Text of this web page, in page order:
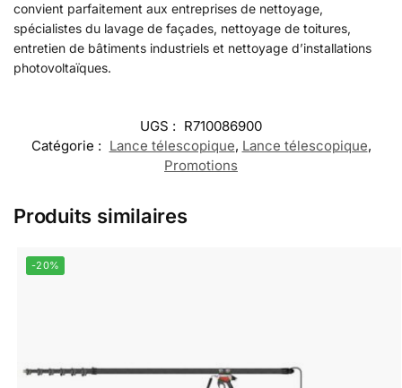
convient parfaitement aux entreprises de nettoyage,
spécialistes du lavage de façades, nettoyage de toitures,
entretien de bâtiments industriels et nettoyage d’installations
photovoltaïques.
UGS : R710086900
Catégorie : Lance télescopique, Lance télescopique,
Promotions
Produits similaires
-20%